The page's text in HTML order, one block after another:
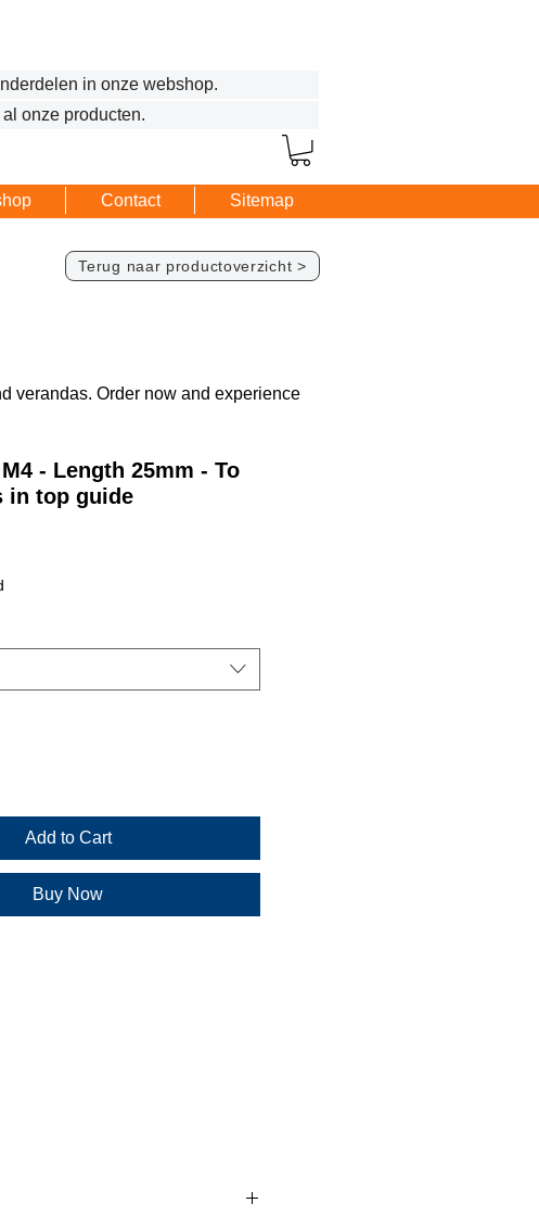
in onze webshop.
onze producten.
Contact Sitemap
Terug naar productoverzicht >
verandas. Order now and experience
- Length 25mm - To
in top guide
Add to Cart
Buy Now